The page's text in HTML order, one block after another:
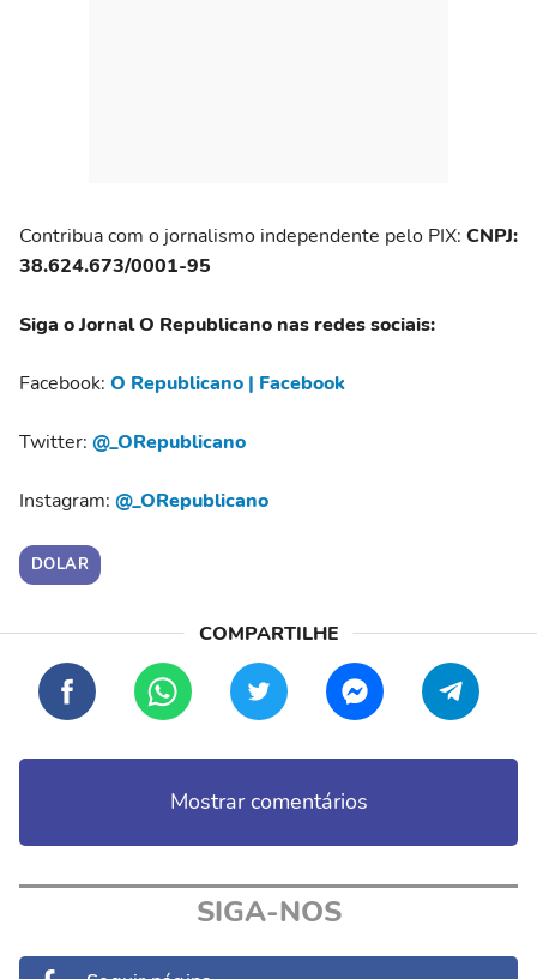
Contribua com o jornalismo independente pelo PIX: CNPJ:
38.624.673/0001-95
Siga o Jornal O Republicano nas redes sociais:
Facebook: O Republicano | Facebook
Twitter: @_ORepublicano
Instagram: @_ORepublicano
DOLAR
Mostrar comentários
SIGA-NOS